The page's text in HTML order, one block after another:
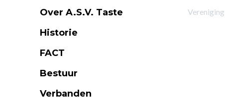
Over A.S.V. Taste
Historie
FACT
Bestuur
Verbanden
Vereniging